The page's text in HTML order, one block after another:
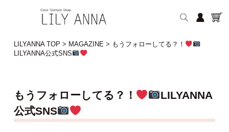
LILYANNA TOP > MAGAZINE> もうフォローしてる？！
LILYANNA公式SNS
もうフォローしてる？！
LILYANNA
公式SNS